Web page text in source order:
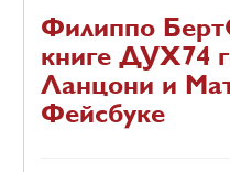
Филиппо
книге ДУХ74
Ланцони и
Фейсбуке